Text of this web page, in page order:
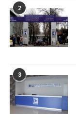
2
3